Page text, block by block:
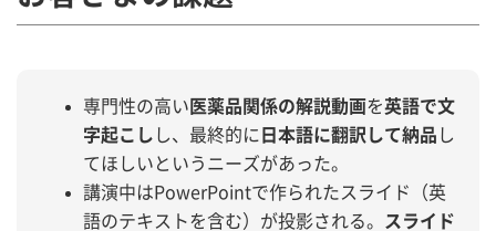
専門性の高い 医薬品関係の解説動画を英語で文
字起こし し、最終的に 日本語に翻訳して納品 し
てほしいというニーズがあった。
講演中はPowerPointで作られたスライド（英
語のテキストを含む）が投影される。
スライド